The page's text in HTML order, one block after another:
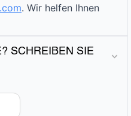
. Wir helfen Ihnen
SCHREIBEN SIE